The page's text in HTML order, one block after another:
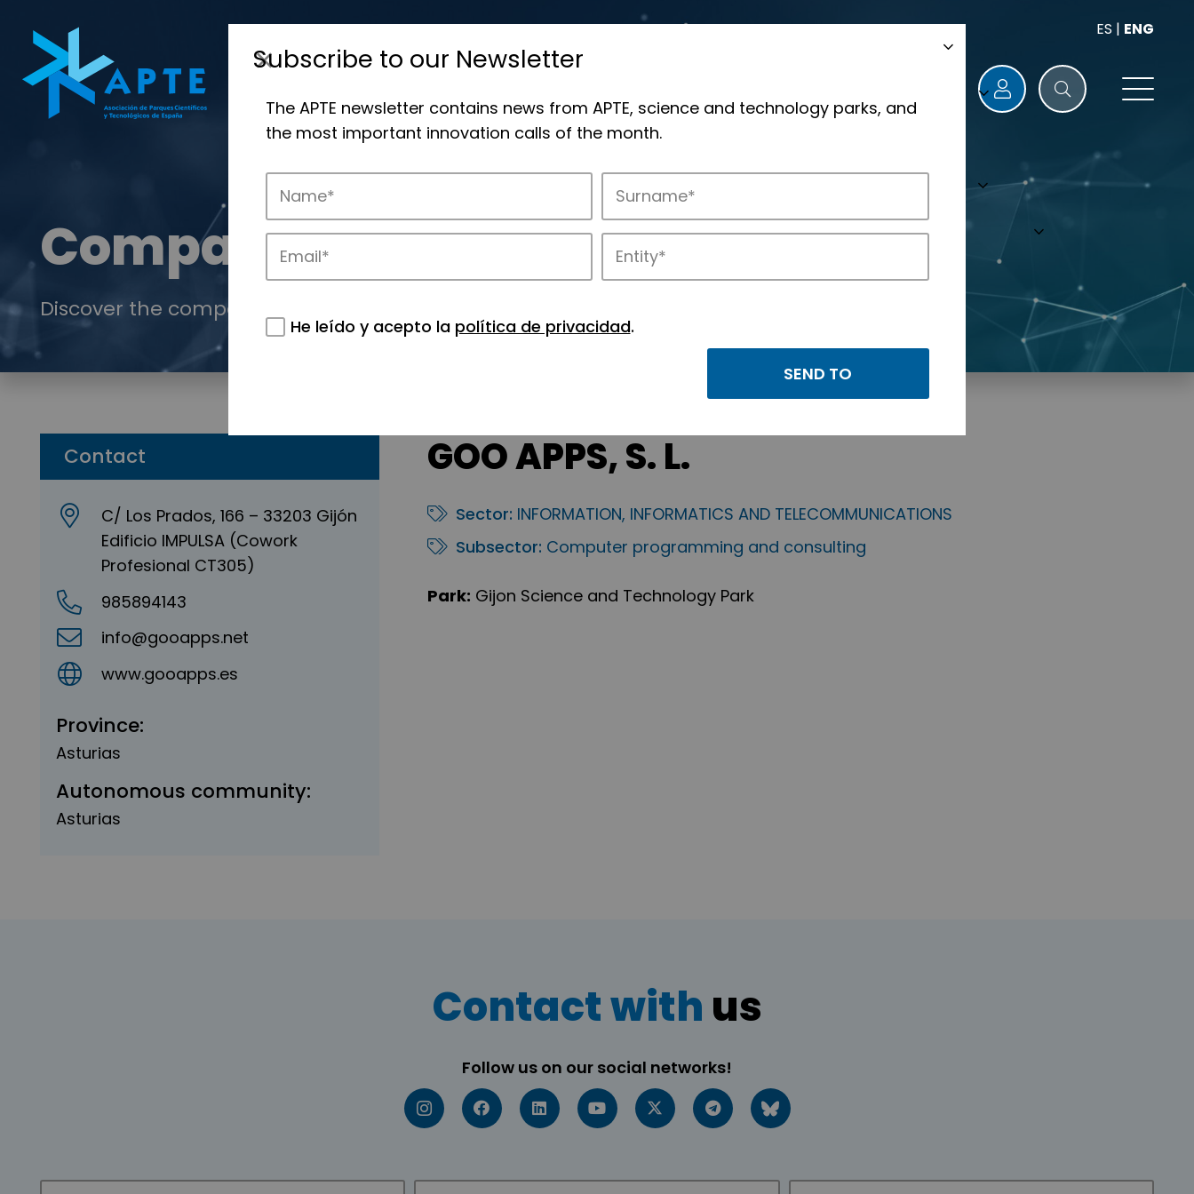
ES | ENG
Companies
Discover the companies that drive innovation in APTE’s parks.
Contact
C/ Los Prados, 166 – 33203 Gijón
Edificio IMPULSA (Cowork
Profesional CT305)
985894143
info@gooapps.net
www.gooapps.es
Province:
Asturias
Autonomous community:
Asturias
GOO APPS, S. L.
Sector: INFORMATION, INFORMATICS AND TELECOMMUNICATIONS
Subsector: Computer programming and consulting
Park: Gijon Science and Technology Park
Contact with us
Follow us on our social networks!
Subscribe to our Newsletter
The APTE newsletter contains news from APTE, science and technology parks, and
the most important innovation calls of the month.
He leído y acepto la política de privacidad.